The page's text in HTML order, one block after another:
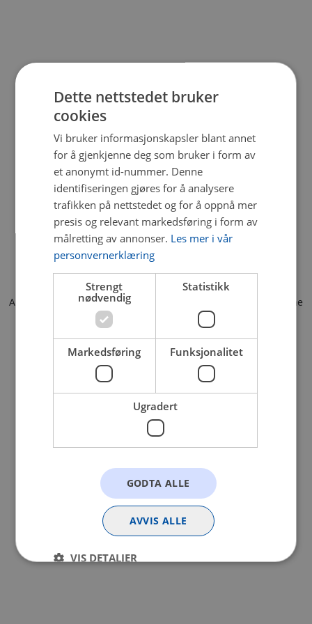
Application error: a client-side exception has occurred (see the
browser console for more information).
Dette nettstedet bruker
cookies
Vi bruker informasjonskapsler blant annet
for å gjenkjenne deg som bruker i form av
et anonymt id-nummer. Denne
identifiseringen gjøres for å analysere
trafikken på nettstedet og for å oppnå mer
presis og relevant markedsføring i form av
målretting av annonser. Les mer i vår
personvernerklæring
Strengt
nødvendig
Statistikk
Markedsføring Funksjonalitet
Ugradert
GODTA ALLE
AVVIS ALLE
VIS DETALJER